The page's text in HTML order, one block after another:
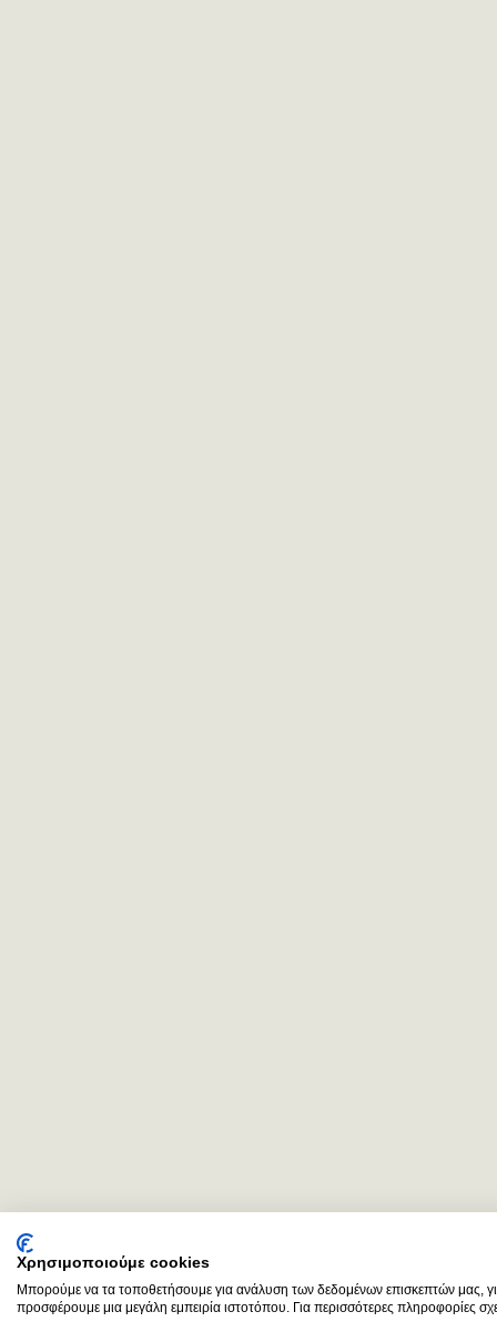
Χρησιμοποιούμε cookies
Μπορούμε να τα τοποθετήσουμε για ανάλυση των δεδομένων επισκεπτών μας,
προσφέρουμε μια μεγάλη εμπειρία ιστοτόπου. Για περισσότερες πληροφορίες